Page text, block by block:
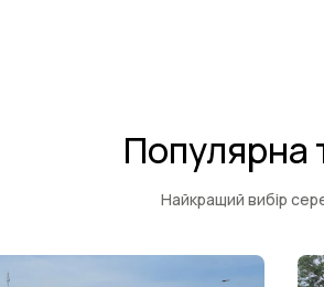
Популярна
Найкращий вибір